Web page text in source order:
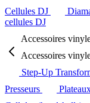
Cellules DJ
cellules DJ
Accessoires
Accessoires
Step-Up
Presseurs